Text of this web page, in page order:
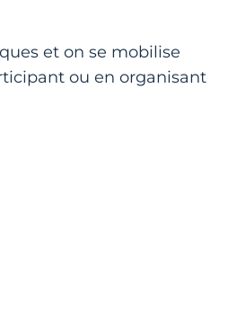
et on se mobilise
ou en organisant